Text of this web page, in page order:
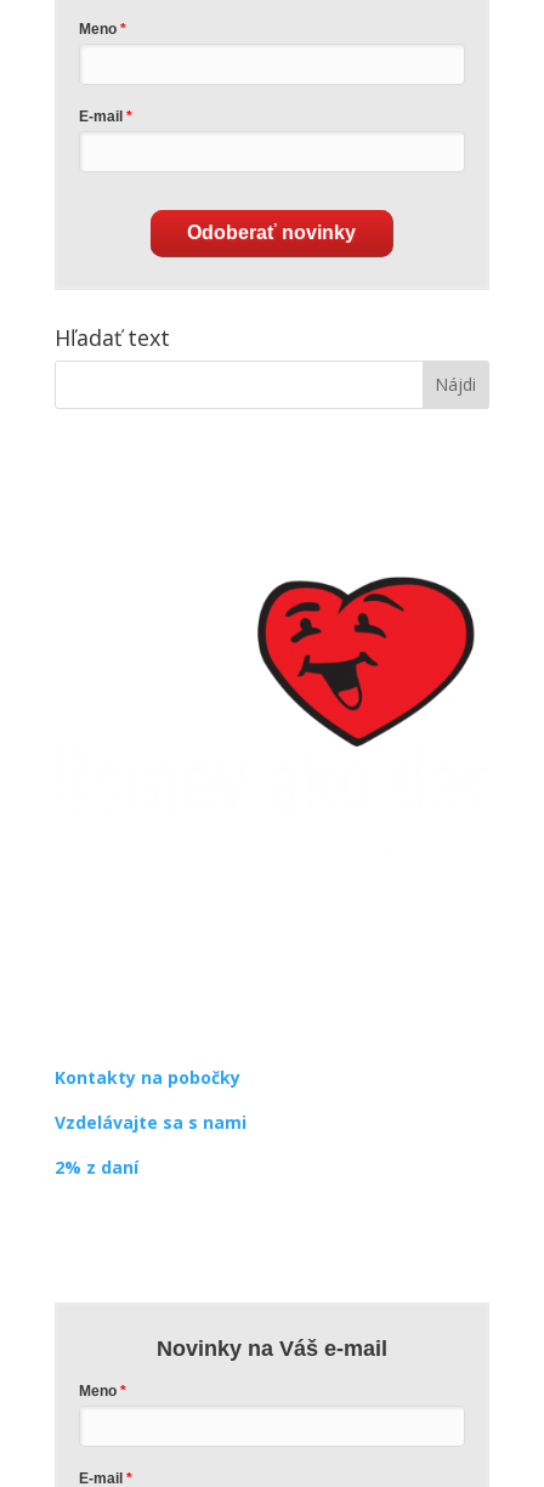
Meno
E-mail
Odoberať novinky
Hľadať text
Kontakty na pobočky
Vzdelávajte sa s nami
2% z daní
Novinky na Váš e-mail
Meno
E-mail